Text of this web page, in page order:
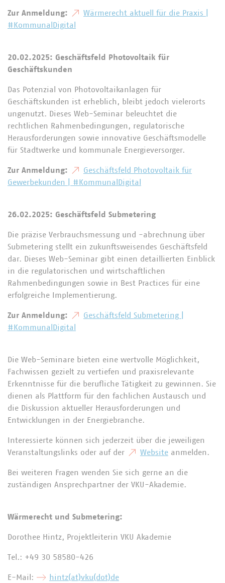
Zur Anmeldung:
Wärmerecht aktuell für die Praxis |
#KommunalDigital
20.02.2025: Geschäftsfeld Photovoltaik für
Geschäftskunden
Das Potenzial von Photovoltaikanlagen für
Geschäftskunden ist erheblich, bleibt jedoch vielerorts
ungenutzt. Dieses Web-Seminar beleuchtet die
rechtlichen Rahmenbedingungen, regulatorische
Herausforderungen sowie innovative Geschäftsmodelle
für Stadtwerke und kommunale Energieversorger.
Zur Anmeldung:
Geschäftsfeld Photovoltaik für
Gewerbekunden | #KommunalDigital
26.02.2025: Geschäftsfeld Submetering
Die präzise Verbrauchsmessung und -abrechnung über
Submetering stellt ein zukunftsweisendes Geschäftsfeld
dar. Dieses Web-Seminar gibt einen detaillierten Einblick
in die regulatorischen und wirtschaftlichen
Rahmenbedingungen sowie in Best Practices für eine
erfolgreiche Implementierung.
Zur Anmeldung:
Geschäftsfeld Submetering |
#KommunalDigital
Die Web-Seminare bieten eine wertvolle Möglichkeit,
Fachwissen gezielt zu vertiefen und praxisrelevante
Erkenntnisse für die berufliche Tätigkeit zu gewinnen. Sie
dienen als Plattform für den fachlichen Austausch und
die Diskussion aktueller Herausforderungen und
Entwicklungen in der Energiebranche.
Interessierte können sich jederzeit über die jeweiligen
Veranstaltungslinks oder auf der
Website anmelden.
Bei weiteren Fragen wenden Sie sich gerne an die
zuständigen Ansprechpartner der VKU-Akademie.
Wärmerecht und Submetering:
Dorothee Hintz, Projektleiterin VKU Akademie
Tel.: +49 30 58580-426
E-Mail: hintz(at)vku(dot)de